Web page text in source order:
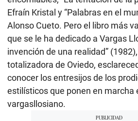
Efraín Kristal y “Palabras en el
Alonso Cueto. Pero el libro más
que se le ha dedicado a Vargas
invención de una realidad”
totalizadora de Oviedo,
conocer los entresijos de los
estilísticos que ponen en marcha
vargasllosiano.